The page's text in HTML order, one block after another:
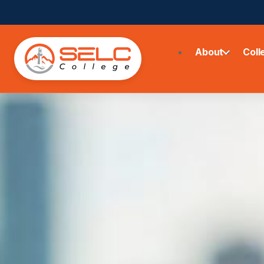
About